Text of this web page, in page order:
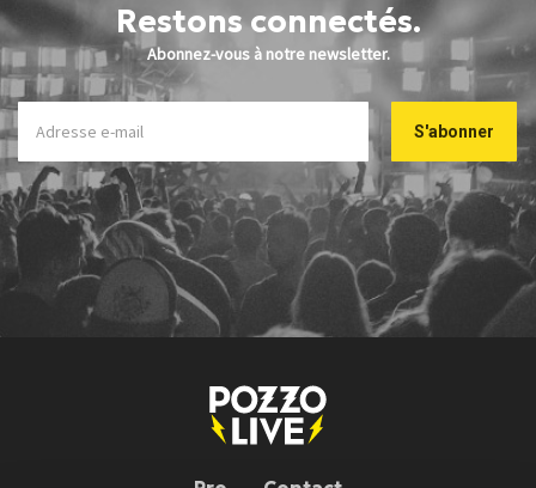
Restons connectés.
Abonnez-vous à notre newsletter.